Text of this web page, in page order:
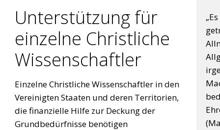
Unterstützung für
einzelne Christliche
Wissenschaftler
Einzelne Christliche Wissenschaftler in den
Vereinigten Staaten und deren Territorien,
die finanzielle Hilfe zur Deckung der
Grundbedürfnisse benötigen